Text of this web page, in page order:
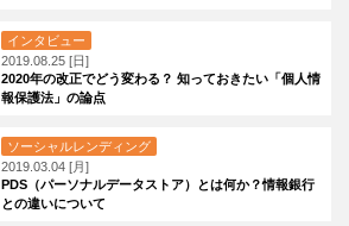
インタビュー
2019.08.25 [日]
2020年の改正でどう変わる？ 知っておきたい「個人情
報保護法」の論点
ソーシャルレンディング
2019.03.04 [月]
PDS（パーソナルデータストア）とは何か？情報銀行
との違いについて